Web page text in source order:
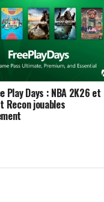
Play Days : NBA 2K26 et
Recon jouables